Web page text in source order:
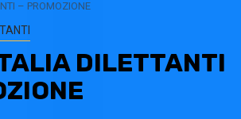
– PROMOZIONE
DILETTANTI